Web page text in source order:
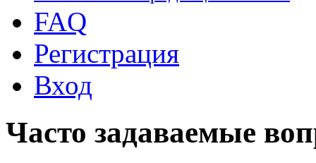
FAQ
Регистрация
Вход
Часто задаваемые